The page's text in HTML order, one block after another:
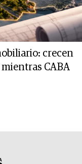
crecen
CABA